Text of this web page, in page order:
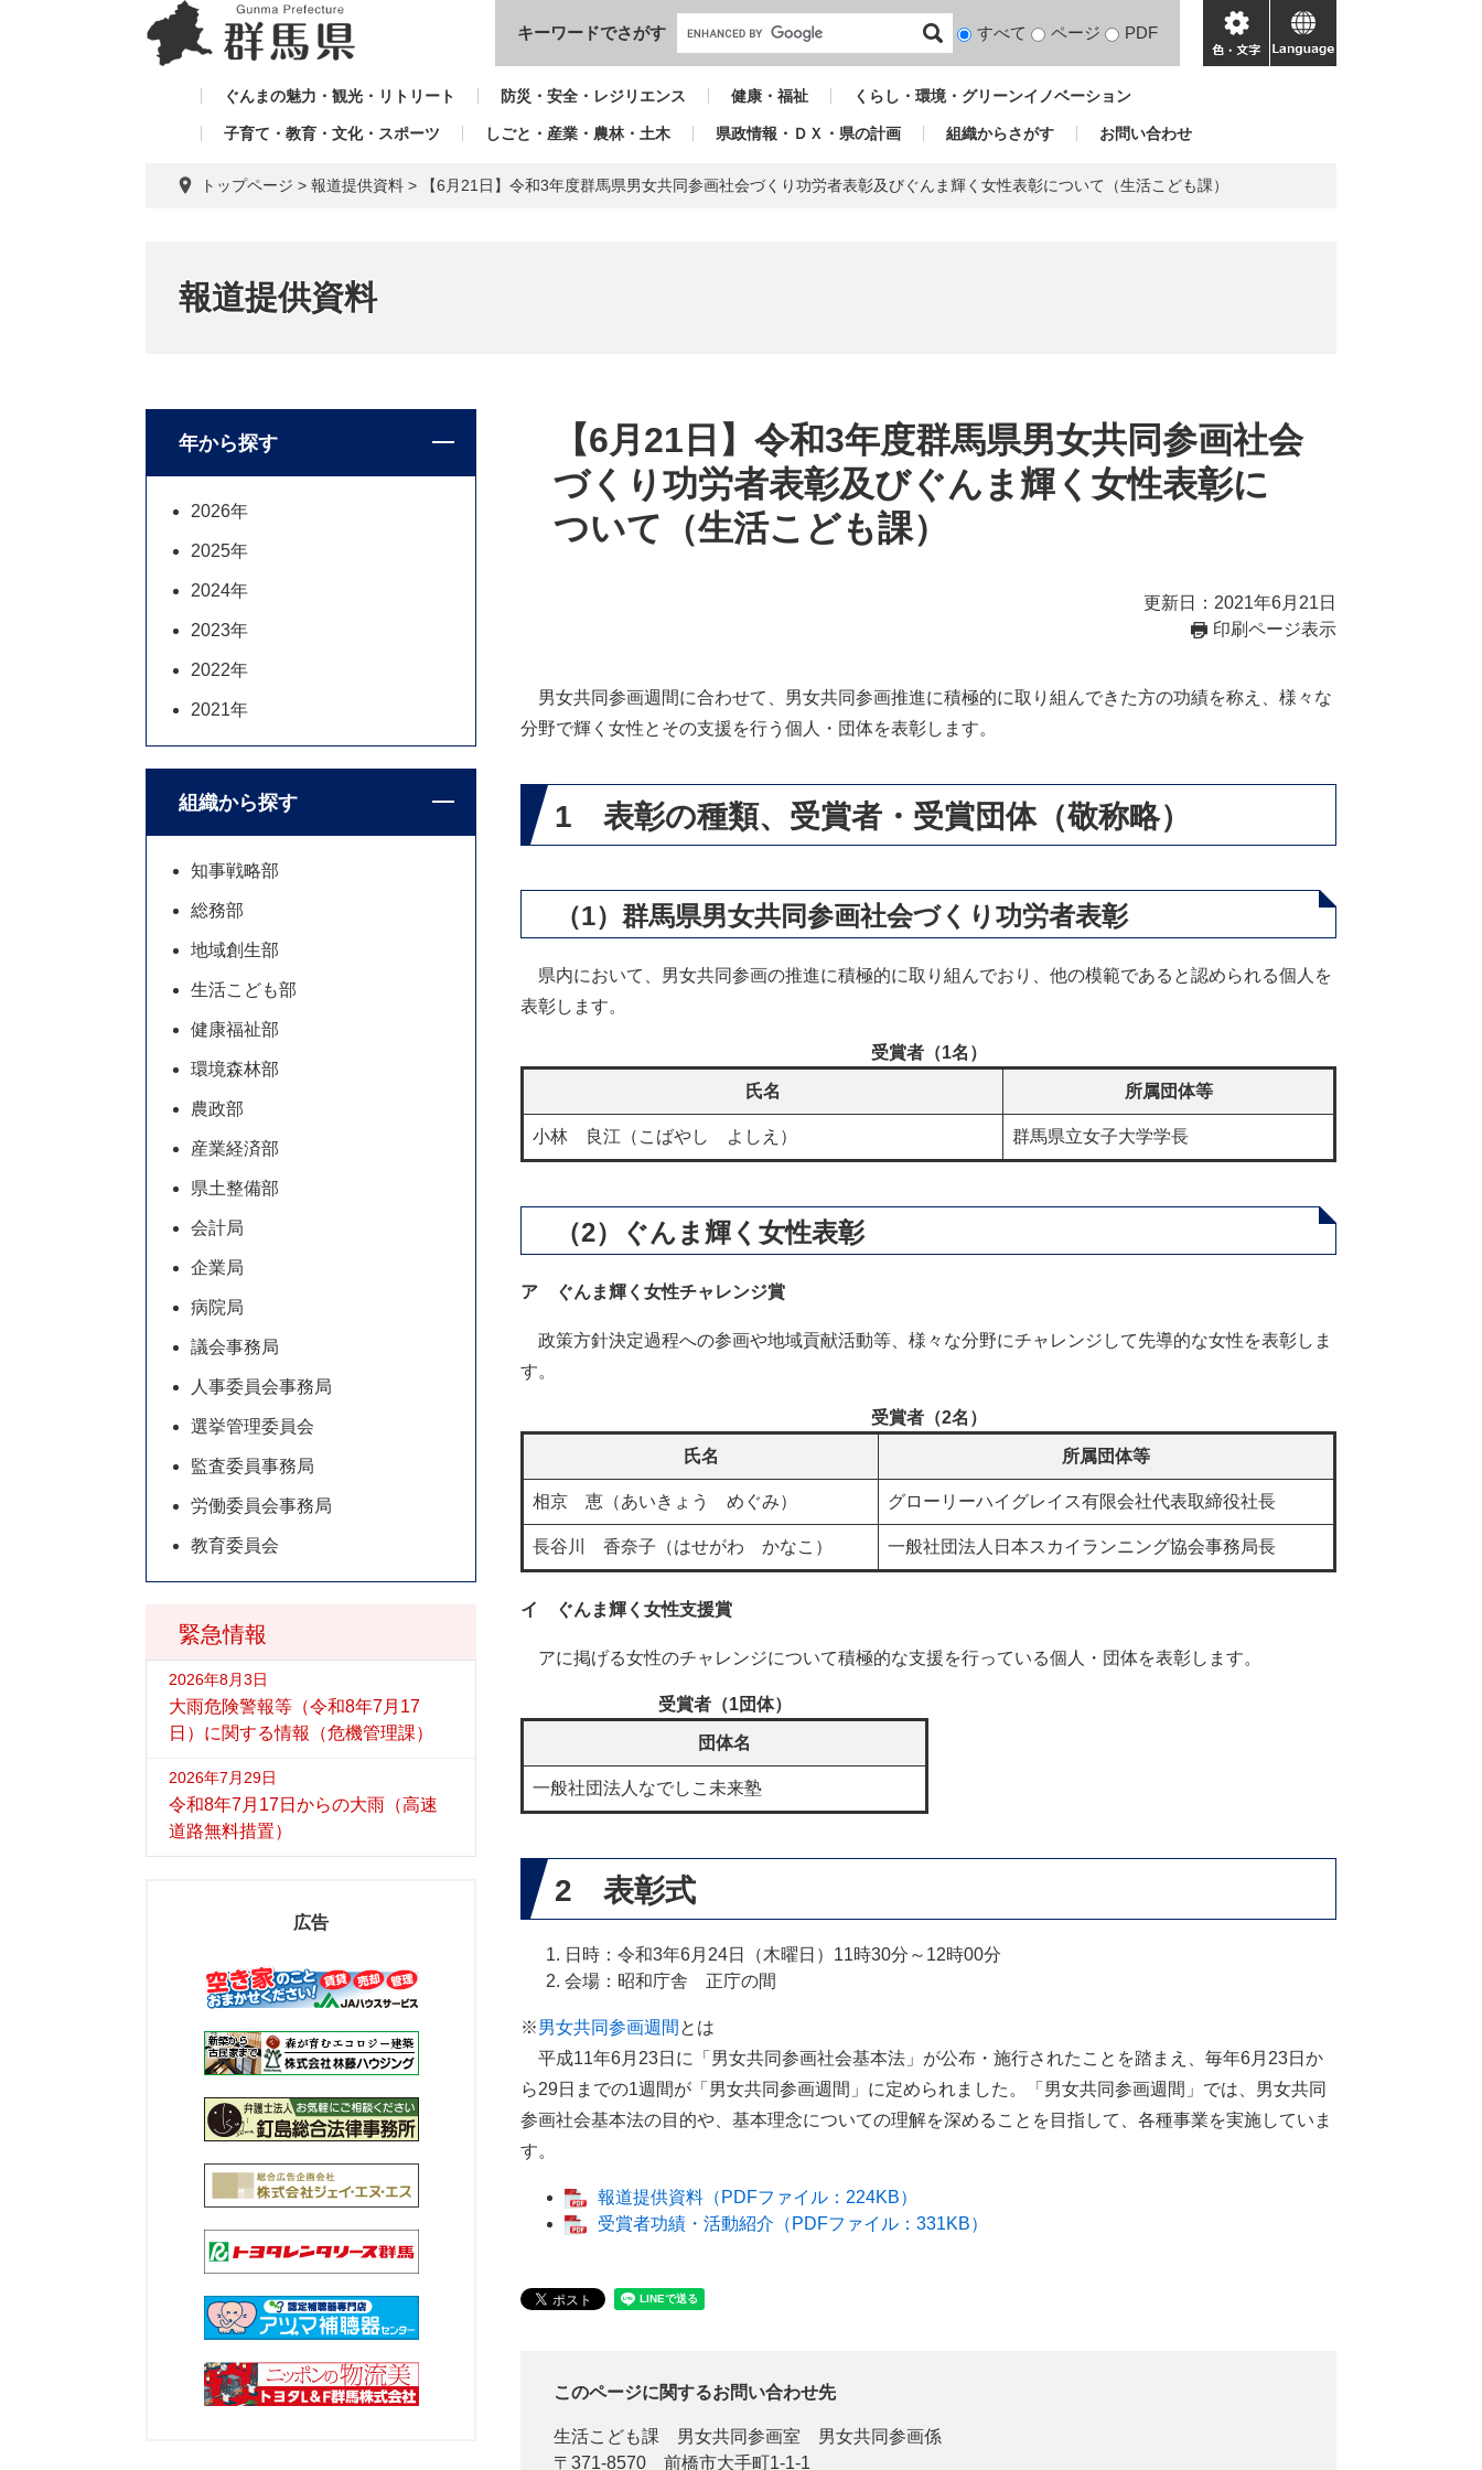
本文へ
キーワードでさがす
検
対
すべて ページ PDF
色・
文
language
ぐんまの魅力・観光・リトリート 防災・安全・レジリエンス 健康・福祉 くらし・環境・グリーンイノベーション
子育て・教育・文化・スポーツ しごと・産業・農林・土木 県政情報・ＤＸ・県の計画 組織からさがす お問い合わせ
トップページ > 報道提供資料 > 【6月21日】令和3年度群馬県男女共同参画社会づくり功労者表彰及びぐんま輝く女性表彰について（生活こども課）
報道提供資料
【6月21日】令和3年度群馬県男女共同参画社会
づくり功労者表彰及びぐんま輝く女性表彰に
ついて（生活こども課）
更新日：2021年6月21日
印刷ページ表示
男女共同参画週間に合わせて、男女共同参画推進に積極的に取り組んできた方の功績を称え、様々な
分野で輝く女性とその支援を行う個人・団体を表彰します。
1 表彰の種類、受賞者・受賞団体（敬称略）
（1）群馬県男女共同参画社会づくり功労者表彰
県内において、男女共同参画の推進に積極的に取り組んでおり、他の模範であると認められる個人を
表彰します。
受賞者（1名）
氏名 所属団体等
小林 良江（こばやし よしえ） 群馬県立女子大学学長
（2）ぐんま輝く女性表彰
ア ぐんま輝く女性チャレンジ賞
政策方針決定過程への参画や地域貢献活動等、様々な分野にチャレンジして先導的な女性を表彰しま
す。
受賞者（2名）
氏名 所属団体等
相京 恵（あいきょう めぐみ） グローリーハイグレイス有限会社代表取締役社長
長谷川 香奈子（はせがわ かなこ） 一般社団法人日本スカイランニング協会事務局長
イ ぐんま輝く女性支援賞
アに掲げる女性のチャレンジについて積極的な支援を行っている個人・団体を表彰します。
受賞者（1団体）
団体名
一般社団法人なでしこ未来塾
2 表彰式
日時：令和3年6月24日（木曜日）11時30分～12時00分
会場：昭和庁舎 正庁の間
※男女共同参画週間 とは
平成11年6月23日に「男女共同参画社会基本法」が公布・施行されたことを踏まえ、毎年6月23日か
ら29日までの1週間が「男女共同参画週間」に定められました。「男女共同参画週間」では、男女共同
参画社会基本法の目的や、基本理念についての理解を深めることを目指して、各種事業を実施していま
す。
報道提供資料（PDFファイル：224KB）
受賞者功績・活動紹介（PDFファイル：331KB）
このページに関するお問い合わせ先
生活こども課
男女共同参画室 男女共同参画係
〒371-8570
前橋市大手町1-1-1
緊急情報
2026年8月3日
大雨危険警報等（令和8年7月17
日）に関する情報（危機管理課）
2026年7月29日
令和8年7月17日からの大雨（高速
道路無料措置）
年から探す
2026年
2025年
2024年
2023年
2022年
2021年
組織から探す
知事戦略部
総務部
地域創生部
生活こども部
健康福祉部
環境森林部
農政部
産業経済部
県土整備部
会計局
企業局
病院局
議会事務局
人事委員会事務局
選挙管理委員会
監査委員事務局
労働委員会事務局
教育委員会
広告